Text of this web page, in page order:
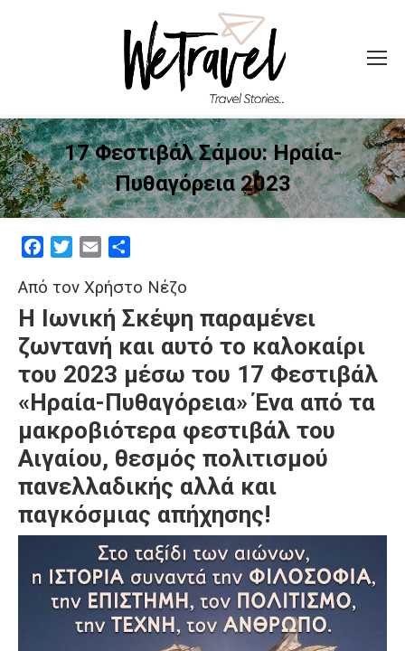
17 Φεστιβάλ Σάμου: Ηραία-
Πυθαγόρεια 2023
FacebookTwitterEmail
Από τον Χρήστο Νέζο
Η Ιωνική Σκέψη παραμένει
ζωντανή και αυτό το καλοκαίρι
του 2023 μέσω του 17 Φεστιβάλ
«Ηραία-Πυθαγόρεια» Ένα από τα
μακροβιότερα φεστιβάλ του
Αιγαίου, θεσμός πολιτισμού
πανελλαδικής αλλά και
παγκόσμιας απήχησης!